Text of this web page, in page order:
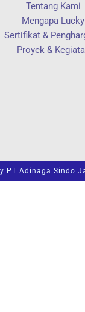
Tentang Kami
Mengapa Lucky
Sertifikat &
Proyek &
PT Adinaga Sindo